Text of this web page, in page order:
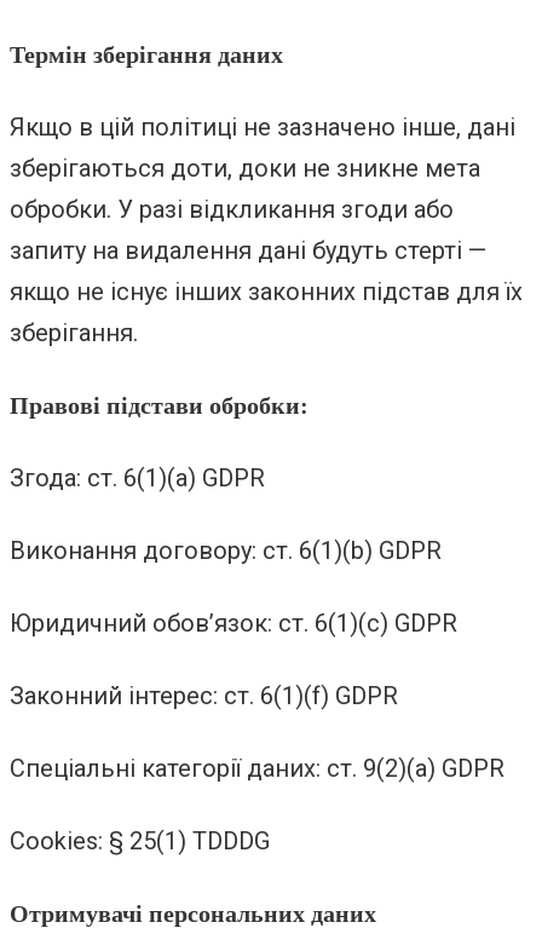
Термін зберігання даних
Якщо в цій політиці не зазначено інше, дані
зберігаються доти, доки не зникне мета
обробки. У разі відкликання згоди або
запиту на видалення дані будуть стерті —
якщо не існує інших законних підстав для їх
зберігання.
Правові підстави обробки:
Згода: ст. 6(1)(а) GDPR
Виконання договору: ст. 6(1)(b) GDPR
Юридичний обов’язок: ст. 6(1)(c) GDPR
Законний інтерес: ст. 6(1)(f) GDPR
Спеціальні категорії даних: ст. 9(2)(а) GDPR
Cookies: § 25(1) TDDDG
Отримувачі персональних даних